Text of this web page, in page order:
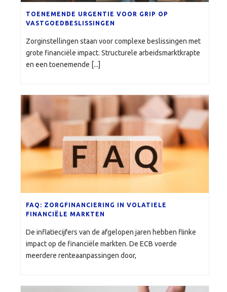
TOENEMENDE URGENTIE VOOR GRIP OP
VASTGOEDBESLISSINGEN
Zorginstellingen staan voor complexe beslissingen met
grote financiële impact. Structurele arbeidsmarktkrapte
en een toenemende [...]
FAQ: ZORGFINANCIERING IN VOLATIELE
FINANCIËLE MARKTEN
De inflatiecijfers van de afgelopen jaren hebben flinke
impact op de financiële markten. De ECB voerde
meerdere renteaanpassingen door,